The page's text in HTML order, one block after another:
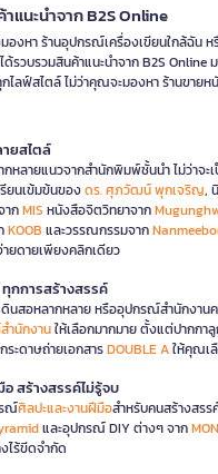
แนะนำจาก B2S Online
องหา ร้านอุปกรณ์เครื่องเขียนใกล้ฉัน ห
ด้รวบรวมสินค้าแนะนำจาก B2S Online
ไลฟ์สไตล์ ไม่ว่าคุณจะมองหา ร้านขาย
ยสไตล์
กหลายแนวจากสำนักพิมพ์ชั้นนำ ไม่ว่าจ
รียนเข้มข้นของดร. ศุภวัฒน์ พุกเจริญ,
ากMIS หนังสือจิตวิทยาจาก
KOOB และวรรณกรรมจาก
ยดายเพียงคลิกเดียว
ทุกการสร้างสรรค์
นสอหลากหลาย หรืออุปกรณ์สำนักงาน
ำนักงานให้เลือกมากมาย ตั้งแต่ปากกา
ระดาษถ่ายเอกสารDOUBLE Aให้คุณเ
สร้างสรรค์ไม่รู้จบ
ณ์ศิลปะและงานฝีมือสำหรับคนสร้างสร
และอุปกรณ์ DIY ต่างๆ จาก
ไร้ขีดจำกัด